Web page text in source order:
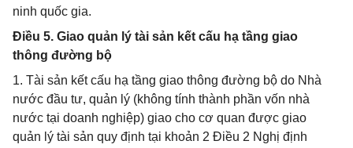
ninh quốc gia.
Điều 5. Giao quản lý tài sản kết cấu hạ tầng giao
thông đường bộ
1. Tài sản kết cấu hạ tầng giao thông đường bộ do Nhà
nước đầu tư, quản lý (không tính thành phần vốn nhà
nước tại doanh nghiệp) giao cho cơ quan được giao
quản lý tài sản quy định tại khoản 2 Điều 2 Nghị định